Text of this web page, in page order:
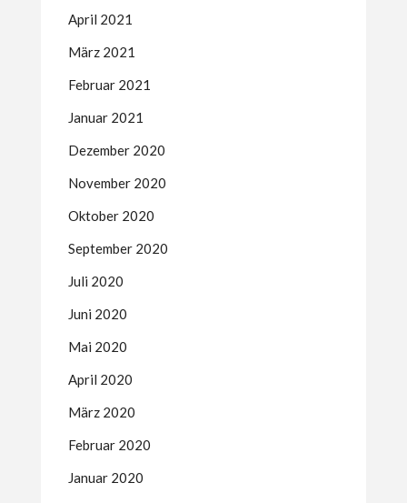
April 2021
März 2021
Februar 2021
Januar 2021
Dezember 2020
November 2020
Oktober 2020
September 2020
Juli 2020
Juni 2020
Mai 2020
April 2020
März 2020
Februar 2020
Januar 2020